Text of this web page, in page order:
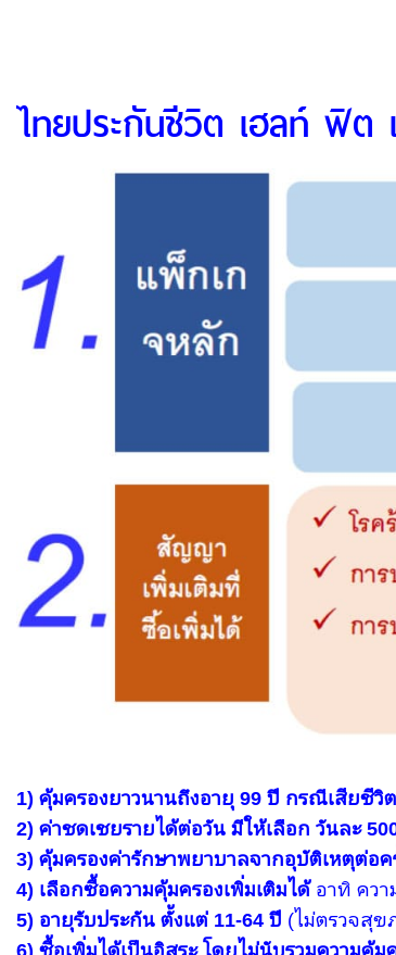
ไทยประกันชีวิต เฮลท์ ฟิต
1) คุ้มครองยาวนานถึงอายุ 99 ปี กรณีเสียชีวิ
2) ค่าชดเชยรายได้ต่อวัน มีให้เลือก วันละ
3) คุ้มครองค่ารักษาพยาบาลจากอุบัติเหตุต่อค
4) เลือกซื้อความคุ้มครองเพิ่มเติมได้อาทิ ควา
5) อายุรับประกัน ตั้งแต่ 11-64 ปี (ไม่ตรวจสุ
6) ซื้อเพิ่มได้เป็นอิสระ โดยไม่นับรวมความคุ้ม